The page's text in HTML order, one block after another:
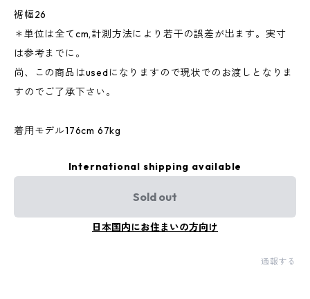
裾幅26
＊単位は全てcm,計測方法により若干の誤差が出ます。実寸
は参考までに。
尚、この商品はusedになりますので現状でのお渡しとなりま
すのでご了承下さい。
着用モデル176cm 67kg
International shipping available
Sold out
日本国内にお住まいの方向け
通報する